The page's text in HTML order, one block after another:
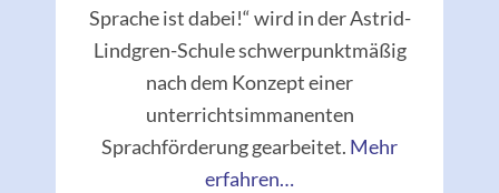
Sprache ist dabei!“ wird in der Astrid-
Lindgren-Schule schwerpunktmäßig
nach dem Konzept einer
unterrichtsimmanenten
Sprachförderung gearbeitet. Mehr
erfahren…